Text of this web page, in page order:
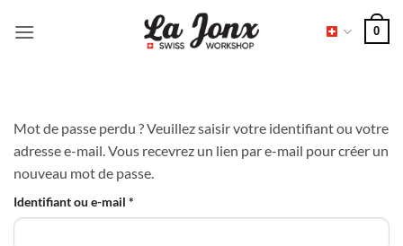
0
Mot de passe perdu ? Veuillez saisir votre identifiant ou votre
adresse e-mail. Vous recevrez un lien par e-mail pour créer un
nouveau mot de passe.
Identifiant ou e-mail *